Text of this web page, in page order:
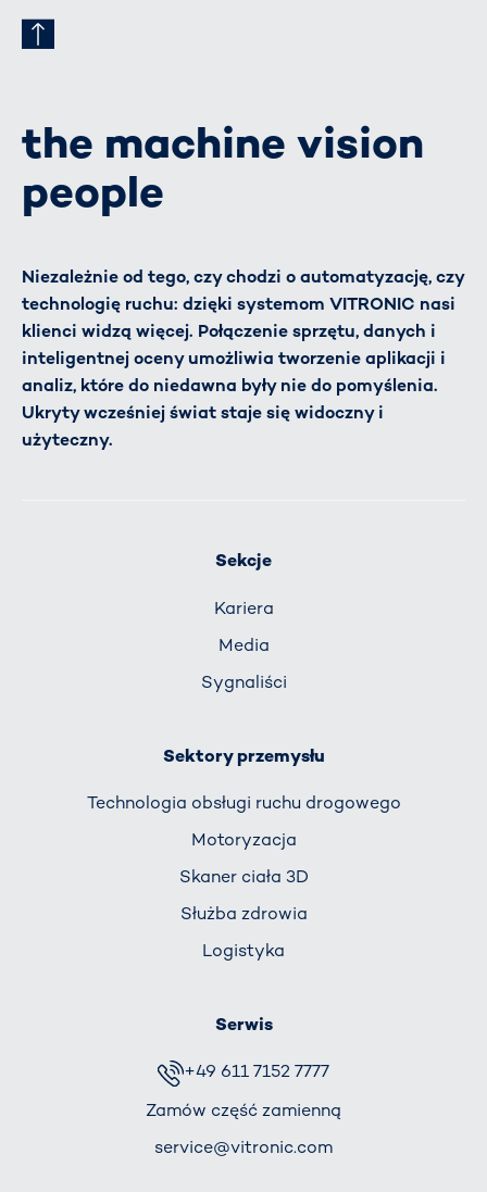
the machine vision
people
Niezależnie od tego, czy chodzi o automatyzację, czy
technologię ruchu: dzięki systemom VITRONIC nasi
klienci widzą więcej. Połączenie sprzętu, danych i
inteligentnej oceny umożliwia tworzenie aplikacji i
analiz, które do niedawna były nie do pomyślenia.
Ukryty wcześniej świat staje się widoczny i
użyteczny.
Sekcje
Kariera
Media
Sygnaliści
Sektory przemysłu
Technologia obsługi ruchu drogowego
Motoryzacja
Skaner ciała 3D
Służba zdrowia
Logistyka
Serwis
+49 611 7152 7777
Zamów część zamienną
service@vitronic.com